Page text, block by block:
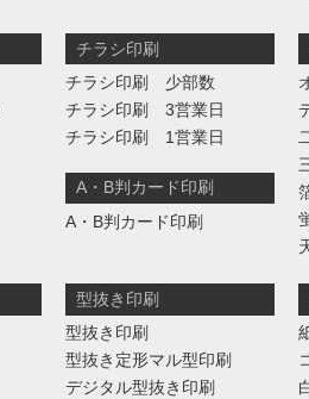
チラシ印刷
チラシ印刷 少部数
チラシ印刷 3営業日
チラシ印刷 1営業日
A・B判カード印刷
A・B判カード印刷
型抜き印刷
型抜き印刷
型抜き定形マル型印刷
デジタル型抜き印刷